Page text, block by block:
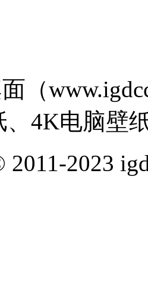
（
、4K电脑壁
2011-2023